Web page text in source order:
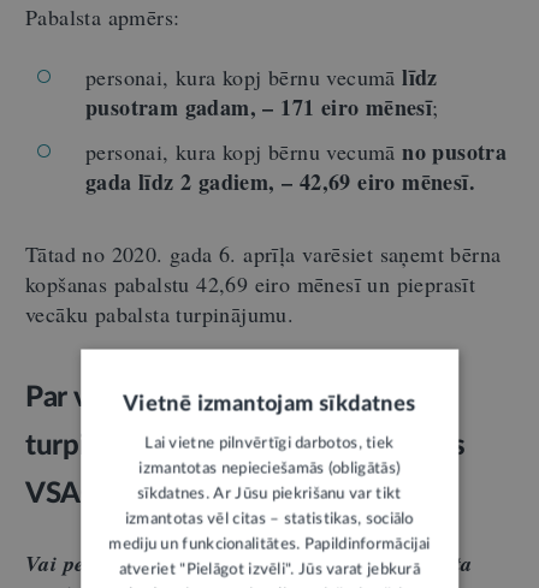
Pabalsta apmērs:
personai, kura kopj bērnu vecumālīdz
pusotram gadam, – 171 eiro mēnesī;
personai, kura kopj bērnu vecumāno pusotra
gada līdz 2 gadiem, – 42,69 eiro mēnesī.
Tātad no 2020. gada 6. aprīļa varēsiet saņemt bērna
kopšanas pabalstu 42,69 eiro mēnesī un pieprasīt
vecāku pabalsta turpinājumu.
Par vecāku pabalsta izmaksas
turpinājuma periodu netiek veiktas
VSAOI
Vai periods, kad tiek izmaksāts vecāku pabalsta
Vietnē izmantojam sīkdatnes
Lai vietne pilnvērtīgi darbotos, tiek
izmantotas nepieciešamās (obligātās)
sīkdatnes. Ar Jūsu piekrišanu var tikt
izmantotas vēl citas – statistikas, sociālo
mediju un funkcionalitātes. Papildinformācijai
atveriet "Pielāgot izvēli". Jūs varat jebkurā